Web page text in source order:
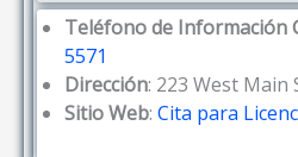
Teléfono de Información
5571
Dirección: 223 West Main
Sitio Web: Cita para